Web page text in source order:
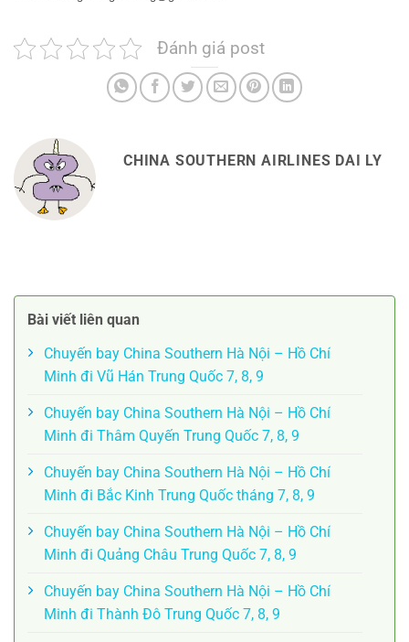
Đánh giá post
CHINA SOUTHERN AIRLINES DAI LY
Bài viết liên quan
Chuyến bay China Southern Hà Nội – Hồ Chí
Minh đi Vũ Hán Trung Quốc 7, 8, 9
Chuyến bay China Southern Hà Nội – Hồ Chí
Minh đi Thâm Quyến Trung Quốc 7, 8, 9
Chuyến bay China Southern Hà Nội – Hồ Chí
Minh đi Bắc Kinh Trung Quốc tháng 7, 8, 9
Chuyến bay China Southern Hà Nội – Hồ Chí
Minh đi Quảng Châu Trung Quốc 7, 8, 9
Chuyến bay China Southern Hà Nội – Hồ Chí
Minh đi Thành Đô Trung Quốc 7, 8, 9